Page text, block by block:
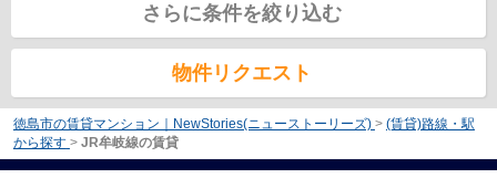
さらに条件を絞り込む
物件リクエスト
徳島市の賃貸マンション｜NewStories(ニューストーリーズ) > (賃貸)路線・駅
から探す > JR牟岐線の賃貸